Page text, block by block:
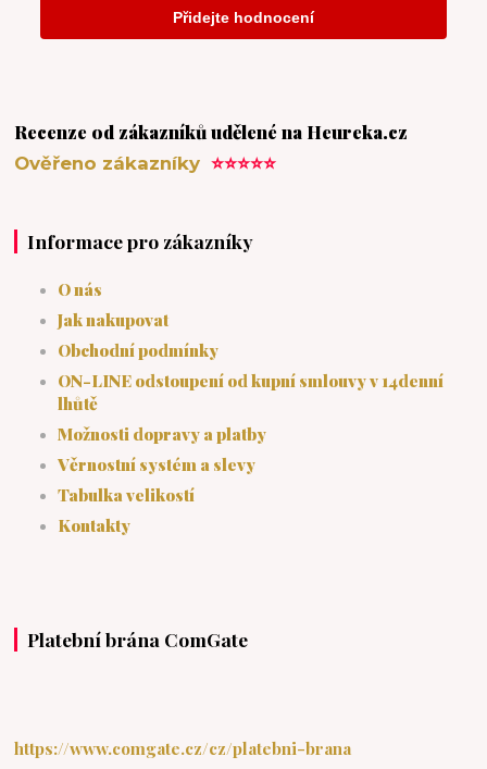
Recenze od zákazníků udělené na Heureka.cz
Ověřeno zákazníky⭐⭐⭐⭐⭐
Informace pro zákazníky
O nás
Jak nakupovat
Obchodní podmínky
ON-LINE odstoupení od kupní smlouvy v 14denní
lhůtě
Možnosti dopravy a platby
Věrnostní systém a slevy
Tabulka velikostí
Kontakty
Platební brána ComGate
https://www.comgate.cz/cz/platebni-brana